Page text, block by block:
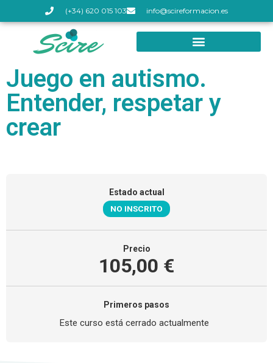
(+34) 620 015 103 info@scireformacion.es
Juego en autismo.
Entender, respetar y
crear
Estado actual
NO INSCRITO
Precio
105,00 €
Primeros pasos
Este curso está cerrado actualmente